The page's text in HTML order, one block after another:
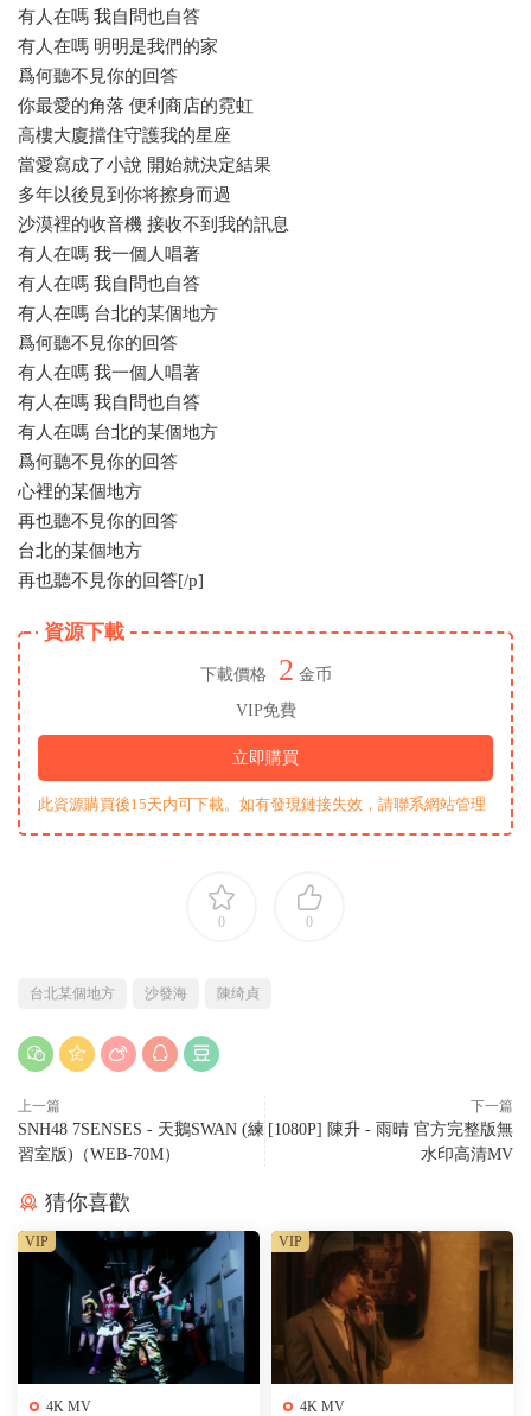
有人在嗎 我自問也自答
有人在嗎 明明是我們的家
爲何聽不見你的回答
你最愛的角落 便利商店的霓虹
高樓大廈擋住守護我的星座
當愛寫成了小說 開始就決定結果
多年以後見到你将擦身而過
沙漠裡的收音機 接收不到我的訊息
有人在嗎 我一個人唱著
有人在嗎 我自問也自答
有人在嗎 台北的某個地方
爲何聽不見你的回答
有人在嗎 我一個人唱著
有人在嗎 我自問也自答
有人在嗎 台北的某個地方
爲何聽不見你的回答
心裡的某個地方
再也聽不見你的回答
台北的某個地方
再也聽不見你的回答[/p]
資源下載
下載價格 2 金币
VIP免費
立即購買
此資源購買後15天内可下載。如有發現鏈接失效，請聯系網站管理
0 0
台北某個地方 沙發海 陳绮貞
上一篇
SNH48 7SENSES - 天鵝SWAN (練
習室版)（WEB-70M）
下一篇
[1080P] 陳升 - 雨晴 官方完整版無
水印高清MV
猜你喜歡
4K MV
VIP
4K MV
VIP